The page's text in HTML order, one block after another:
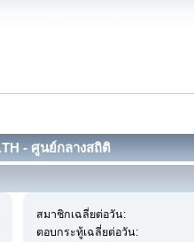
- ศูนย์กลางสถิติ
สมาชิกเฉลี่ยต่อวัน:
ตอบกระทู้เฉลี่ยต่อวัน: